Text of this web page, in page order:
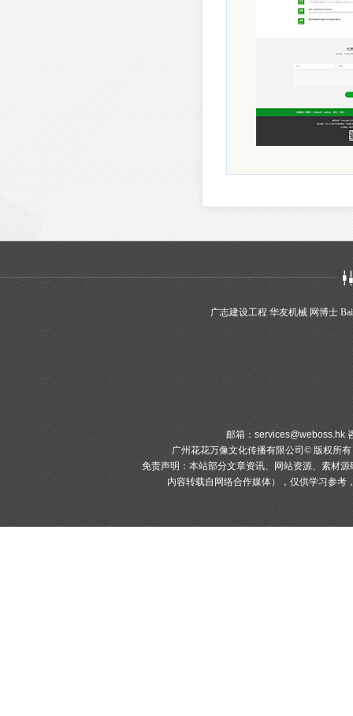
广志建设工程 华友机械 网博士
邮箱：services@weboss.hk
广州花花万像文化传播有限公司© 版权所有
免责声明：本站部分文章资讯、网站资源、素材
内容转载自网络合作媒体），仅供学习参